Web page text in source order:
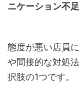
ニケーション不足
態度が悪い店員
や間接的な対処
択肢の1つです。